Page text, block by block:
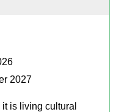
2027
is living cultural